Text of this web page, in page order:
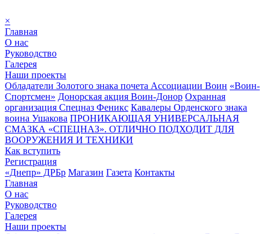
×
Главная
О нас
Руководство
Галерея
Наши проекты
Обладатели Золотого знака почета Ассоциации Воин «Воин-
Спортсмен» Донорская акция Воин-Донор Охранная
организация Спецназ Феникс Кавалеры Орденского знака
воина Ушакова ПРОНИКАЮЩАЯ УНИВЕРСАЛЬНАЯ
СМАЗКА «СПЕЦНАЗ». ОТЛИЧНО ПОДХОДИТ ДЛЯ
ВООРУЖЕНИЯ И ТЕХНИКИ
Как вступить
Регистрация
«Днепр» ДРБр Магазин Газета Контакты
Главная
О нас
Руководство
Галерея
Наши проекты